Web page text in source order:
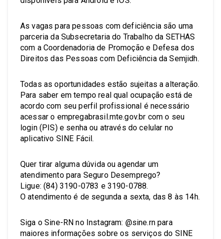
As vagas para pessoas com deficiência são uma
parceria da Subsecretaria do Trabalho da SETHAS
com a Coordenadoria de Promoção e Defesa dos
Direitos das Pessoas com Deficiência da Semjidh.
Todas as oportunidades estão sujeitas a alteração.
Para saber em tempo real qual ocupação está de
acordo com seu perfil profissional é necessário
acessar o empregabrasil.mte.gov.br com o seu
login (PIS) e senha ou através do celular no
aplicativo SINE Fácil.
Quer tirar alguma dúvida ou agendar um
atendimento para Seguro Desemprego?
Ligue: (84) 3190-0783 e 3190-0788.
O atendimento é de segunda a sexta, das 8 às 14h.
Siga o Sine-RN no Instagram: @sine.rn para
maiores informações sobre os serviços do SINE